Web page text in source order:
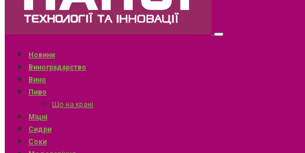
Новини
Виноградарство
Вино
Пиво
Що на крані
Міцні
Сидри
Соки